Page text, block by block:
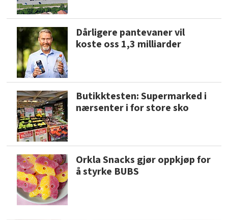
Dårligere pantevaner vil
koste oss 1,3 milliarder
Butikktesten: Supermarked i
nærsenter i for store sko
Orkla Snacks gjør oppkjøp for
å styrke BUBS